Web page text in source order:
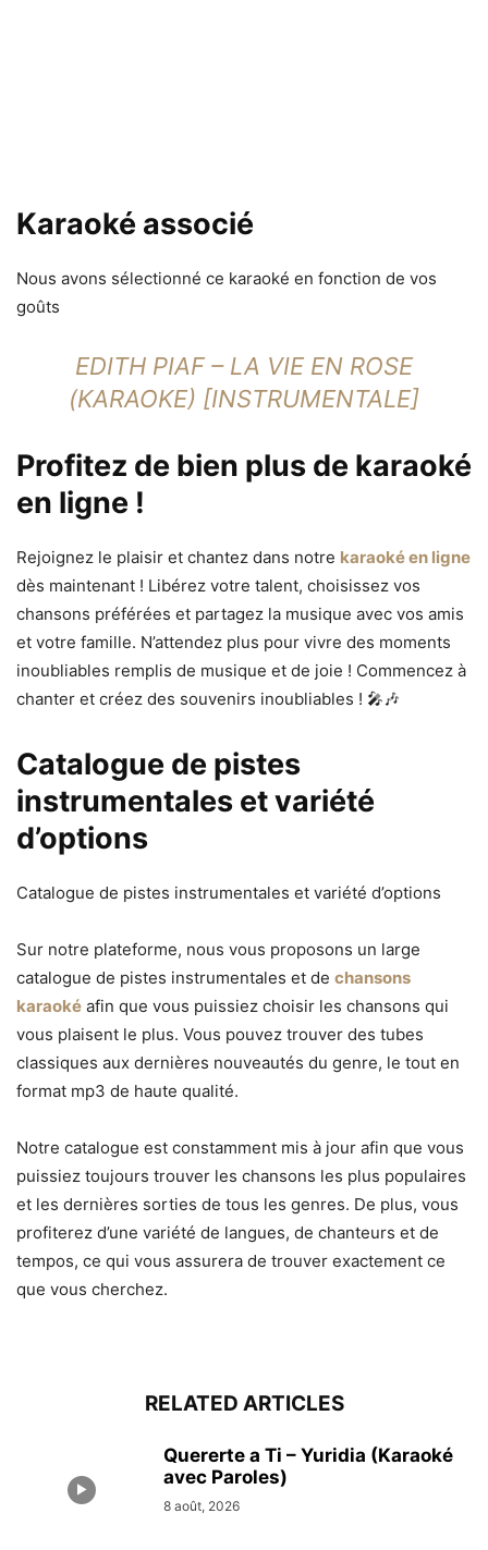
Karaoké associé
Nous avons sélectionné ce karaoké en fonction de vos
goûts
EDITH PIAF – LA VIE EN ROSE
(KARAOKE) [INSTRUMENTALE]
Profitez de bien plus de karaoké
en ligne !
Rejoignez le plaisir et chantez dans notre karaoké en ligne
dès maintenant ! Libérez votre talent, choisissez vos
chansons préférées et partagez la musique avec vos amis
et votre famille. N’attendez plus pour vivre des moments
inoubliables remplis de musique et de joie ! Commencez à
chanter et créez des souvenirs inoubliables ! 🎤🎶
Catalogue de pistes
instrumentales et variété
d’options
Catalogue de pistes instrumentales et variété d’options
Sur notre plateforme, nous vous proposons un large
catalogue de pistes instrumentales et de chansons
karaoké afin que vous puissiez choisir les chansons qui
vous plaisent le plus. Vous pouvez trouver des tubes
classiques aux dernières nouveautés du genre, le tout en
format mp3 de haute qualité.
Notre catalogue est constamment mis à jour afin que vous
puissiez toujours trouver les chansons les plus populaires
et les dernières sorties de tous les genres. De plus, vous
profiterez d’une variété de langues, de chanteurs et de
tempos, ce qui vous assurera de trouver exactement ce
que vous cherchez.
RELATED ARTICLES
Quererte a Ti – Yuridia (Karaoké
avec Paroles)
8 août, 2026